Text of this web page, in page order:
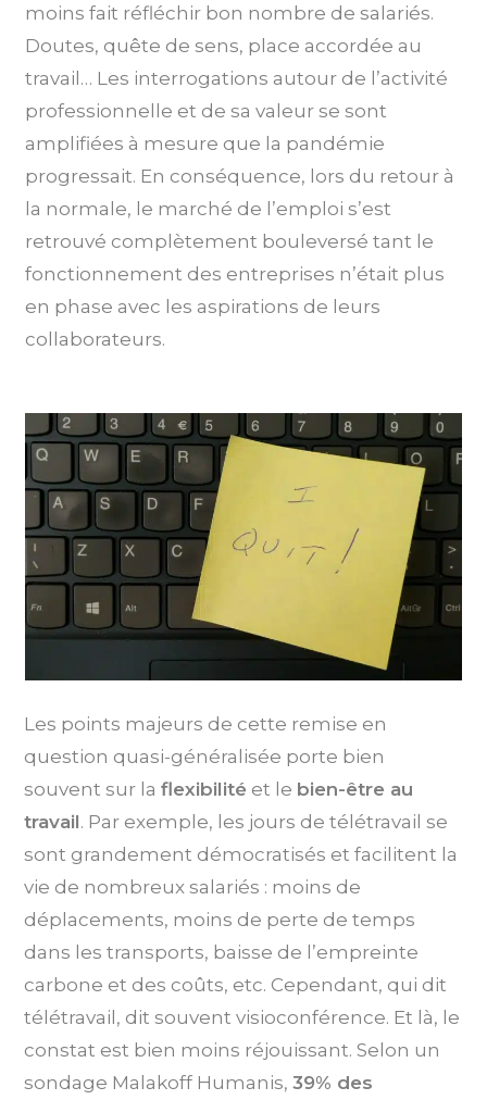
moins fait réfléchir bon nombre de salariés.
Doutes, quête de sens, place accordée au
travail… Les interrogations autour de l’activité
professionnelle et de sa valeur se sont
amplifiées à mesure que la pandémie
progressait. En conséquence, lors du retour à
la normale, le marché de l’emploi s’est
retrouvé complètement bouleversé tant le
fonctionnement des entreprises n’était plus
en phase avec les aspirations de leurs
collaborateurs.
Les points majeurs de cette remise en
question quasi-généralisée porte bien
souvent sur laflexibilité et le bien-être au
travail. Par exemple, les jours de télétravail se
sont grandement démocratisés et facilitent la
vie de nombreux salariés : moins de
déplacements, moins de perte de temps
dans les transports, baisse de l’empreinte
carbone et des coûts, etc. Cependant, qui dit
télétravail, dit souvent visioconférence. Et là, le
constat est bien moins réjouissant. Selon un
sondage Malakoff Humanis,39% des